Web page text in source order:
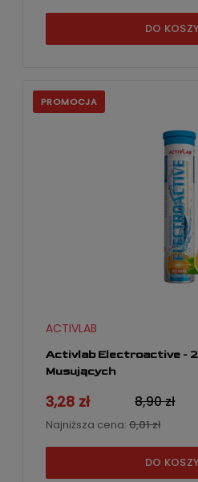
DO
Activlab Electroactive -
Musujących
ACTIVLAB
3,28 zł 8,90 zł
Najniższa cena: 0,01 zł
DO
PROMOCJA